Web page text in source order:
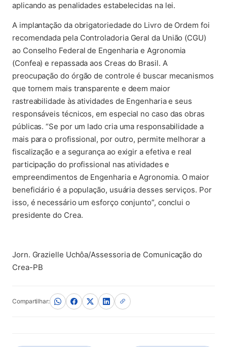
aplicando as penalidades estabelecidas na lei.
A implantação da obrigatoriedade do Livro de Ordem foi
recomendada pela Controladoria Geral da União (CGU)
ao Conselho Federal de Engenharia e Agronomia
(Confea) e repassada aos Creas do Brasil. A
preocupação do órgão de controle é buscar mecanismos
que tornem mais transparente e deem maior
rastreabilidade às atividades de Engenharia e seus
responsáveis técnicos, em especial no caso das obras
públicas. “Se por um lado cria uma responsabilidade a
mais para o profissional, por outro, permite melhorar a
fiscalização e a segurança ao exigir a efetiva e real
participação do profissional nas atividades e
empreendimentos de Engenharia e Agronomia. O maior
beneficiário é a população, usuária desses serviços. Por
isso, é necessário um esforço conjunto”, conclui o
presidente do Crea.
Jorn. Grazielle Uchôa/Assessoria de Comunicação do
Crea-PB
Compartilhar: